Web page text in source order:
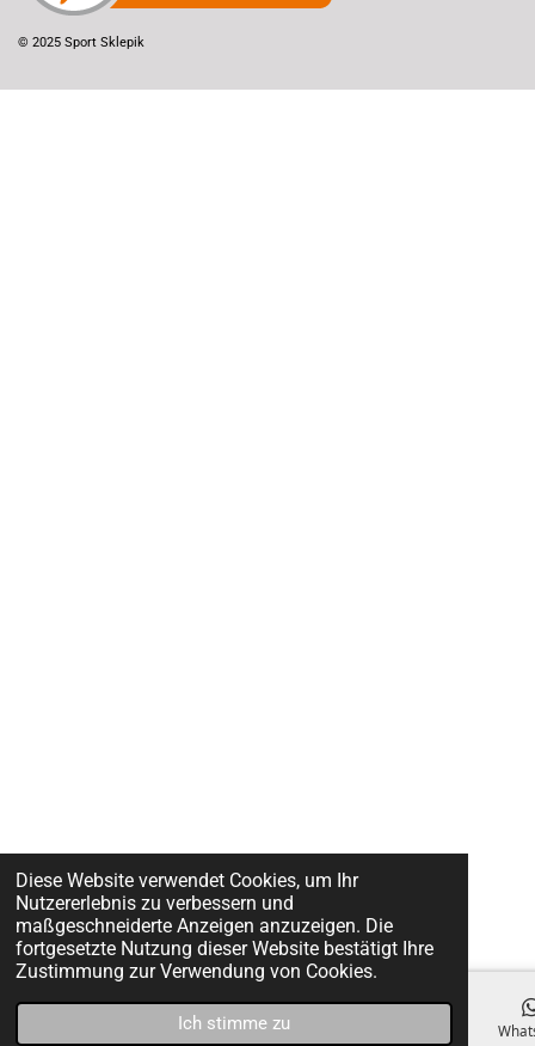
Diese Website verwendet Cookies, um Ihr
Nutzererlebnis zu verbessern und
maßgeschneiderte Anzeigen anzuzeigen. Die
fortgesetzte Nutzung dieser Website bestätigt Ihre
Zustimmung zur Verwendung von Cookies.
Ich stimme zu
© 2025 Sport Sklepik
Telefon